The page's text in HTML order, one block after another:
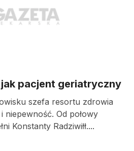
pacjent geriatryczny
szefa resortu zdrowia
niepewność. Od połowy
Konstanty Radziwiłł....